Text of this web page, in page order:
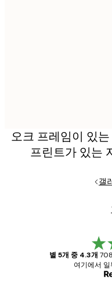
오크 프레임이 있
프린트가 있는
갤
별 5개 중 4.3개
여기에서